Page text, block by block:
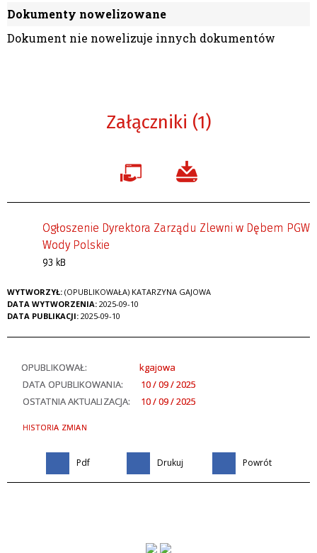
Dokumenty nowelizowane
Dokument nie nowelizuje innych dokumentów
Załączniki (1)
Ogłoszenie Dyrektora Zarządu Zlewni w Dębem PGW
Wody Polskie
93 kB
WYTWORZYŁ: (OPUBLIKOWAŁA) KATARZYNA GAJOWA
DATA WYTWORZENIA: 2025-09-10
DATA PUBLIKACJI: 2025-09-10
OPUBLIKOWAŁ:
kgajowa
DATA OPUBLIKOWANIA:
10 / 09 / 2025
OSTATNIA AKTUALIZACJA:
10 / 09 / 2025
HISTORIA ZMIAN
Pdf Drukuj Powrót